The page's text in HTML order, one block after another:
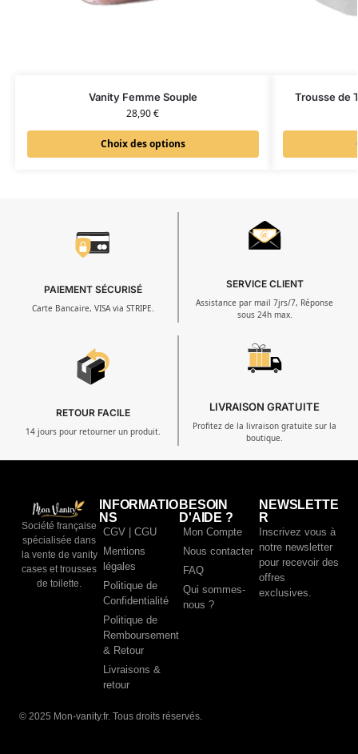
Vanity Femme Souple
28,90€
Choix des options
Trousse de
PAIEMENT SÉCURISÉ
Carte Bancaire, VISA via STRIPE.
SERVICE CLIENT
Assistance par mail 7jrs/7, Réponse
sous 24h max.
RETOUR FACILE
14 jours pour retourner un produit.
LIVRAISON GRATUITE
Profitez de la livraison gratuite sur la
boutique.
Société française
spécialisée dans
la vente de vanity
cases et trousses
de toilette.
INFORMATIO
NS
CGV | CGU
Mentions
légales
Politique de
Confidentialité
Politique de
Remboursement
& Retour
Livraisons &
retour
BESOIN
D'AIDE ?
Mon Compte
Nous contacter
FAQ
Qui sommes-
nous ?
NEWSLETTE
R
Inscrivez vous à
notre newsletter
pour recevoir des
offres
exclusives.
© 2025 Mon-vanity.fr. Tous droits réservés.